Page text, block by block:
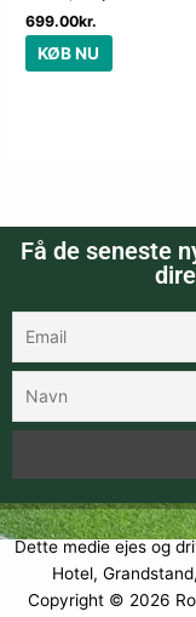
699.00kr.
KØB NU
Få de seneste
Dette medie ejes og
Hotel,
Copyright © 2026